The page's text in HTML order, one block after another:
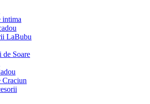
intima
LaBubu
de Soare
Craciun